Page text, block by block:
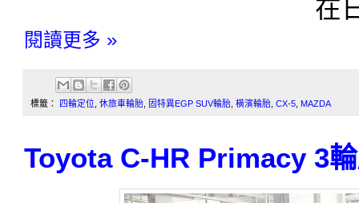
在
閱讀更多 »
標籤： 四輪定位 休旅車輪胎 固特異EGP SUV輪胎 橫濱輪胎 CX-5 MAZDA
Toyota C-HR Primacy 3